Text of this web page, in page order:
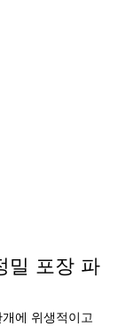
밀 포장 파
에 위생적이고